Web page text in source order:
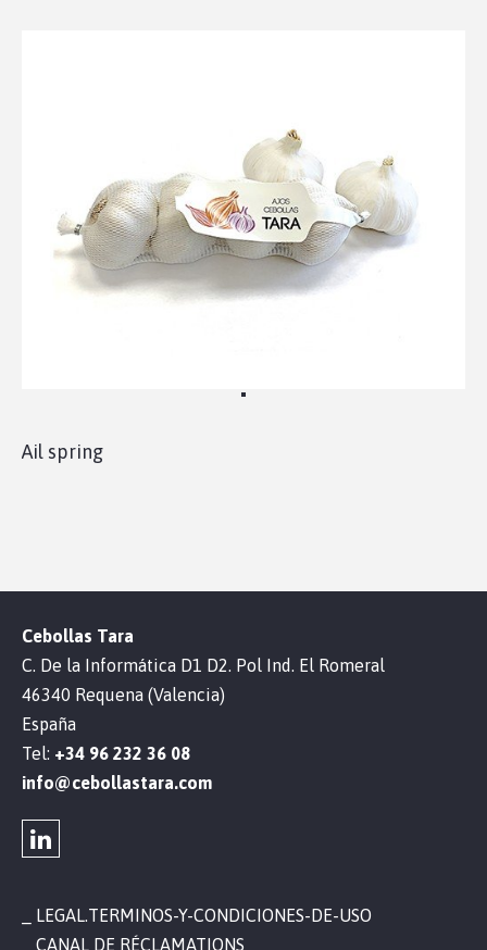
Ail spring
Cebollas Tara
C. De la Informática D1 D2. Pol Ind. El Romeral
46340 Requena (Valencia)
España
Tel: +34 96 232 36 08
info@cebollastara.com
LEGAL.TERMINOS-Y-CONDICIONES-DE-USO
CANAL DE RÉCLAMATIONS